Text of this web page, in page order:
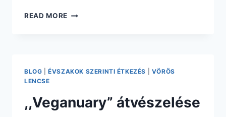
READ MORE AZ
BLOG |ÉVSZAKOK SZERINTI ÉTKEZÉS
VÖRÖS
LENCSE
,,Veganuary” átvészelése